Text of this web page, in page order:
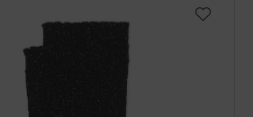
Nachrichten und Werbeaktionen zu